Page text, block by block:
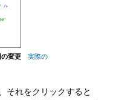
変更
実際の
それをクリックすると